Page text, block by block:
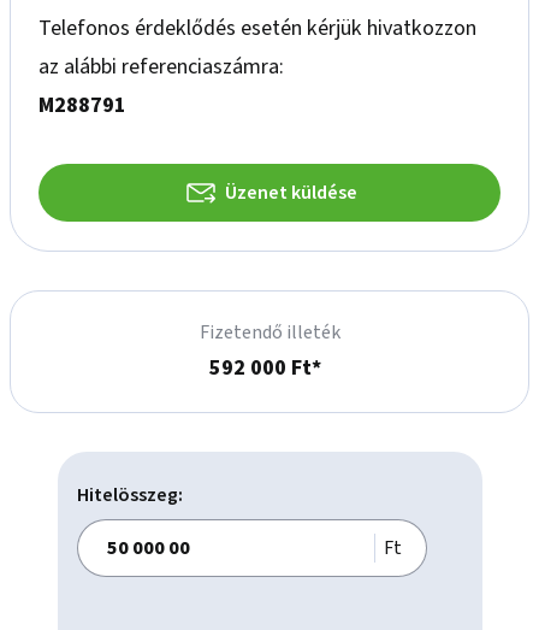
A vásárlás finanszírozásához az OTP kedvezőbb kamatozású
hitelkonstrukcióival tudunk segíteni. Az adásvételi szerződés
ajánlani. Eladó ingatlanokat keresünk hazai és külföldi
Telefonos érdeklődés esetén kérjük hivatkozzon
az alábbi referenciaszámra:
M288791
Üzenet küldése
Fizetendő illeték
592 000 Ft*
Hitelösszeg:
Ft